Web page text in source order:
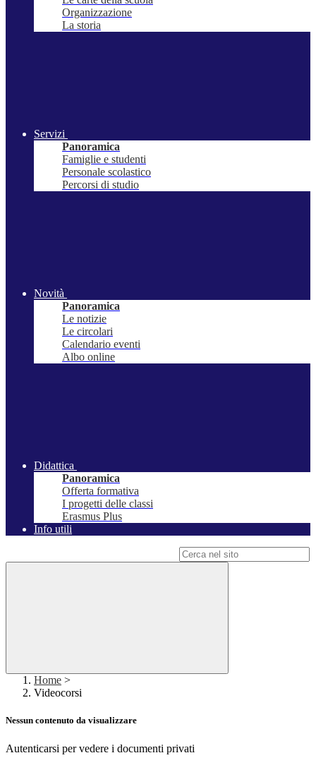
Organizzazione
La storia
Servizi
Panoramica
Famiglie e studenti
Personale scolastico
Percorsi di studio
Novità
Panoramica
Le notizie
Le circolari
Calendario eventi
Albo online
Didattica
Panoramica
Offerta formativa
I progetti delle classi
Erasmus Plus
Info utili
Home >
Videocorsi
Nessun contenuto da visualizzare
Autenticarsi per vedere i documenti privati